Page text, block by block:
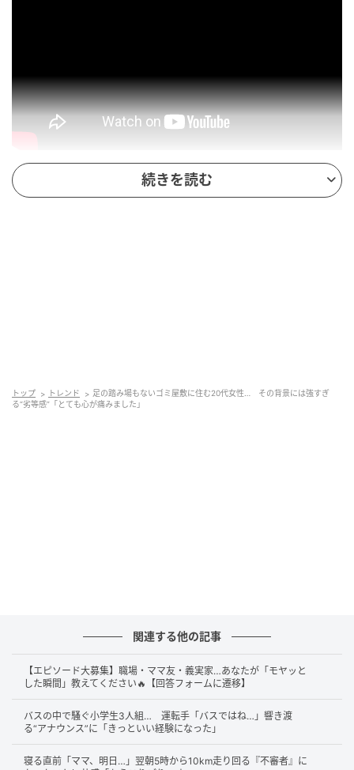
今回の依頼者さんは20代の女性。退去に伴う不用品回
収ということですが、居室の入口からすでに大量のご
“コロナ”が大きな引き金に
続きを読む
トップ トレンド
足の踏み場もないゴミ屋敷に住む20代女性… その背景には強すぎ
る“劣等感”「とても心が痛みました」
関連する他の記事
【エピソード大募集】職場・ママ友・義実家…あなたが「モヤッと
した瞬間」教えてください🔥【回答フォームに遷移】
バスの中で騒ぐ小学生3人組… 運転手「バスではね…」響き渡
る“アナウンス”に「きっといい経験になった」
寝る直前「ママ、明日…」翌朝5時から10km走り回る『不審者』に